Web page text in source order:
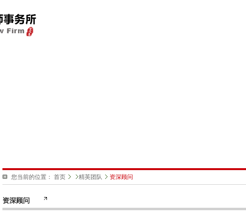
您当前的位置： 首页 精英团队 资深顾问
资深顾问